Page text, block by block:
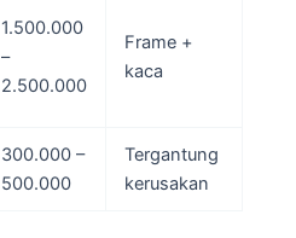
1.500.000
–
2.500.000
Frame +
kaca
300.000 –
500.000
Tergantung
kerusakan